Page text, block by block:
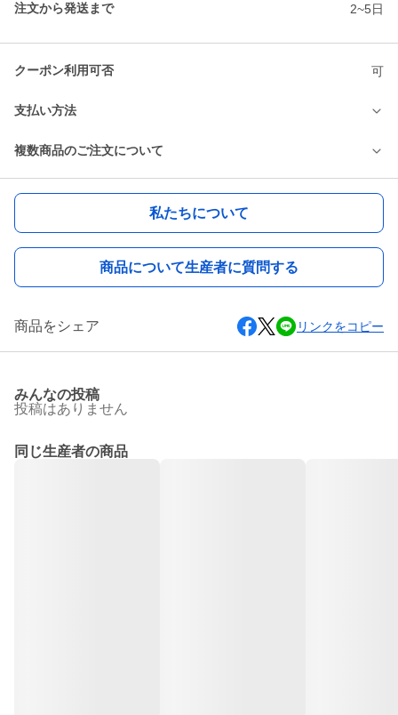
注文から発送まで 2~5日
クーポン利用可否 可
支払い方法
複数商品のご注文について
私たちについて
商品について生産者に質問する
商品をシェア リンクをコピー
みんなの投稿
投稿はありません
同じ生産者の商品